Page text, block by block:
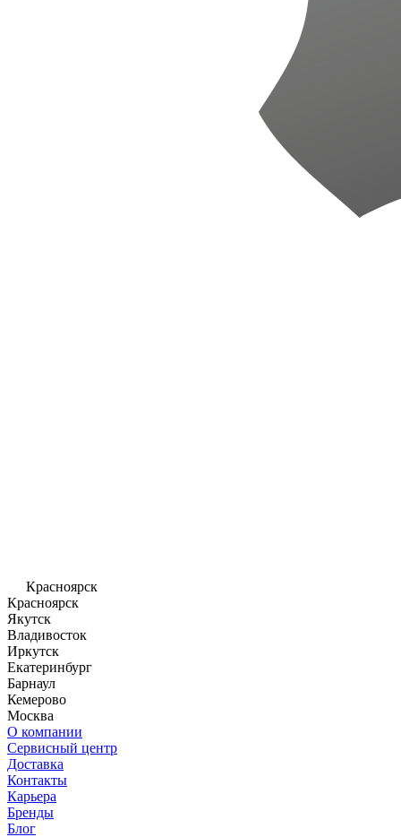
Красноярск
Красноярск
Якутск
Владивосток
Иркутск
Екатеринбург
Барнаул
Кемерово
Москва
О компании
Сервисный центр
Доставка
Контакты
Карьера
Бренды
Блог